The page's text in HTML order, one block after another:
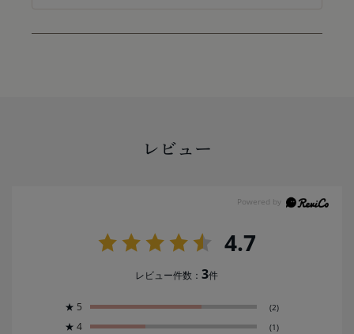
レビュー
4.7
レビュー件数：3件
★ 5 (2)
★ 4 (1)